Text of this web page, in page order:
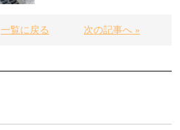
一覧に戻る 次の記事へ »